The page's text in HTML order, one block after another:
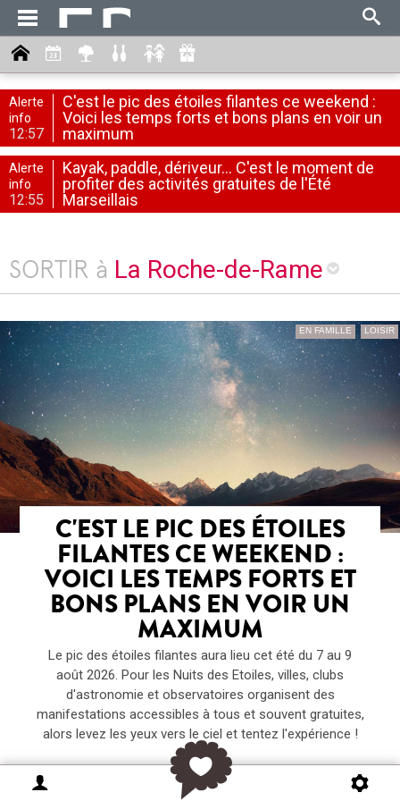
Alerte
info
12:57
C'est le pic des étoiles filantes ce weekend :
Voici les temps forts et bons plans en voir un
maximum
Alerte
info
12:55
Kayak, paddle, dériveur... C'est le moment de
profiter des activités gratuites de l'Été
Marseillais
SORTIR à La Roche-de-Rame
EN FAMILLE LOISIR
C'EST LE PIC DES ÉTOILES
FILANTES CE WEEKEND :
VOICI LES TEMPS FORTS ET
BONS PLANS EN VOIR UN
MAXIMUM
Le pic des étoiles filantes aura lieu cet été du 7 au 9
août 2026. Pour les Nuits des Etoiles, villes, clubs
d'astronomie et observatoires organisent des
manifestations accessibles à tous et souvent gratuites,
alors levez les yeux vers le ciel et tentez l'expérience !